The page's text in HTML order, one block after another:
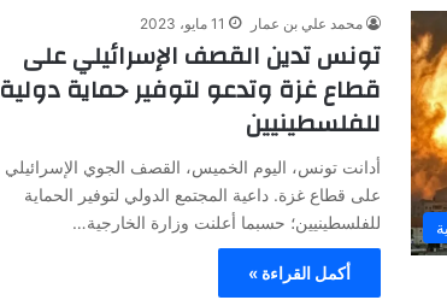
محمد علي بن عمار 11 مايو، 2023
تونس تدين القصف الإسرائيلي على
قطاع غزة وتدعو لتوفير حماية دولية
للفلسطينيين
أدانت تونس، اليوم الخميس، القصف الجوي الإسرائيلي
على قطاع غزة. داعية المجتمع الدولي لتوفير الحماية
للفلسطينيين؛ حسبما أعلنت وزارة الخارجية…
أكمل القراءة »